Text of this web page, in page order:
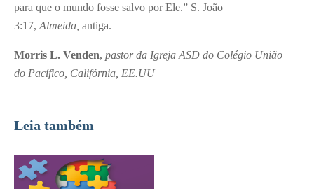
para que o mundo fosse salvo por Ele.” S. João
3:17, Almeida, antiga.
Morris L. Venden, pastor da Igreja ASD do Colégio União
do Pacífico, Califórnia, EE.UU
Leia também